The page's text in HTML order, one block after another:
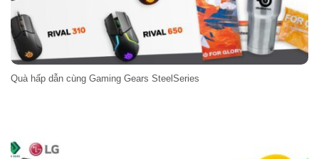
Quà hấp dẫn cùng Gaming Gears SteelSeries